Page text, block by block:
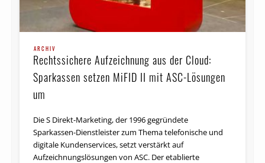
ARCHIV
Rechtssichere Aufzeichnung aus der Cloud:
Sparkassen setzen MiFID II mit ASC-Lösungen
um
Die S Direkt-Marketing, der 1996 gegründete
Sparkassen-Dienstleister zum Thema telefonische und
digitale Kundenservices, setzt verstärkt auf
Aufzeichnungslösungen von ASC. Der etablierte